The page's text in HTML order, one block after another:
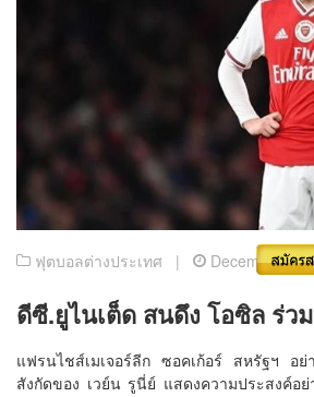
ฟุตบอลต่างประเทศ | December 10,
ดีซี.ยูไนเต็ด สนดึง โอซิล ร่ว
แฟรนไชส์เมเจอร์ลีก ซอคเก้อร์ สหรัฐฯ อ
สังกัดของ เวย์น รูนี่ย์ แสดงความประสงค์อย่